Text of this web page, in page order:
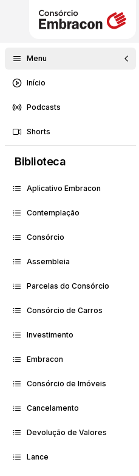
Menu
Início
Podcasts
Shorts
Biblioteca
Aplicativo Embracon
Contemplação
Consórcio
Assembleia
Parcelas do Consórcio
Consórcio de Carros
Investimento
Embracon
Consórcio de Imóveis
Cancelamento
Devolução de Valores
Lance